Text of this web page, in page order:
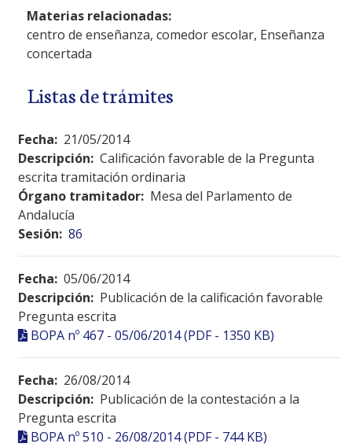
Materias relacionadas:
centro de enseñanza, comedor escolar, Enseñanza
concertada
Listas de trámites
Fecha: 21/05/2014
Descripción: Calificación favorable de la Pregunta
escrita tramitación ordinaria
Órgano tramitador: Mesa del Parlamento de
Andalucía
Sesión: 86
Fecha: 05/06/2014
Descripción: Publicación de la calificación favorable
Pregunta escrita
BOPA nº 467 - 05/06/2014 (PDF - 1350 KB)
Fecha: 26/08/2014
Descripción: Publicación de la contestación a la
Pregunta escrita
BOPA nº 510 - 26/08/2014 (PDF - 744 KB)